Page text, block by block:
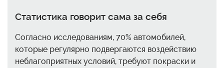
Статистика говорит сама за себя
Согласно исследованиям, 70% автомобилей,
которые регулярно подвергаются воздействию
неблагоприятных условий, требуют покраски и